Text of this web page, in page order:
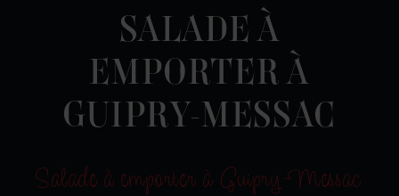
SALADE À
EMPORTER À
GUIPRY-MESSAC
Salade à emporter à Guipry-Messac